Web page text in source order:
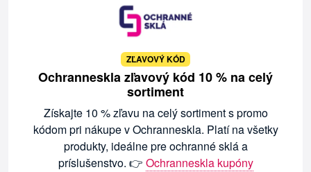
ZĽAVOVÝ KÓD
Ochranneskla zľavový kód 10 % na celý
sortiment
Získajte 10 % zľavu na celý sortiment s promo
kódom pri nákupe v Ochranneskla. Platí na všetky
produkty, ideálne pre ochranné sklá a
príslušenstvo. 👉 Ochranneskla kupóny